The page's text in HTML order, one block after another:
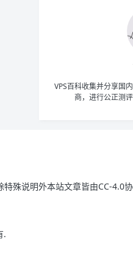
VPS百科收集并分享国
商，进行公正测
殊说明外本站文章皆由CC-4.0
.